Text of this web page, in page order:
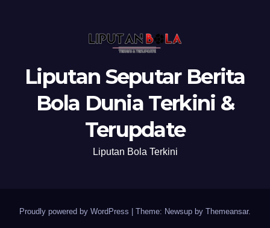
Liputan Seputar Berita
Bola Dunia Terkini &
Terupdate
Liputan Bola Terkini
Proudly powered by WordPress Theme: Newsup by Themeansar.